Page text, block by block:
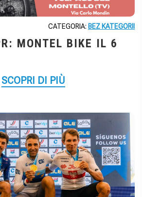
CATEGORIA: BEZ KATEGORII
MONTEL BIKE IL 6
SCOPRI DI PIÙ